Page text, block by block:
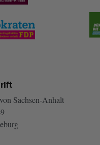
von Sachsen-Anhalt